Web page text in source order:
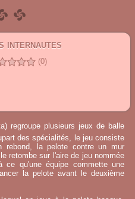
internautes
(0)
regroupe plusieurs jeux de balle
des spécialités, le jeu consiste
rebond, la pelote contre un mur
retombe sur l'aire de jeu nommée
ce qu'une équipe commette une
la pelote avant le deuxième